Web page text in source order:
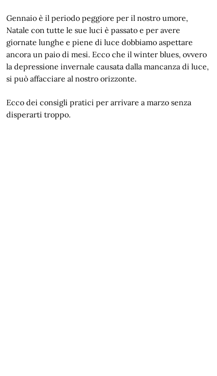
Gennaio è il periodo peggiore per il nostro umore,
Natale con tutte le sue luci è passato e per avere
giornate lunghe e piene di luce dobbiamo aspettare
ancora un paio di mesi. Ecco che il winter blues, ovvero
la depressione invernale causata dalla mancanza di luce,
si può affacciare al nostro orizzonte.
Ecco dei consigli pratici per arrivare a marzo senza
disperarti troppo.